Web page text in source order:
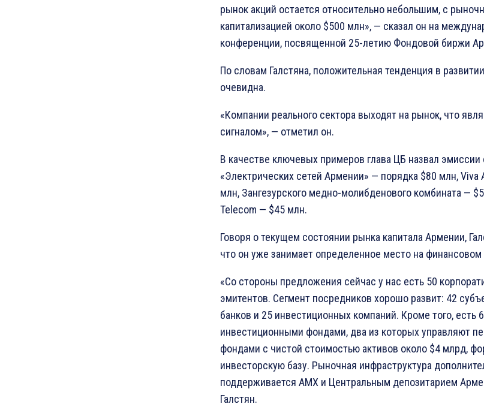
рынок акций остается относительно небольшим, с
капитализацией около $500 млн», — сказал он на
конференции, посвященной 25-летию Фондовой биржи
По словам Галстяна, положительная тенденция в
очевидна.
«Компании реального сектора выходят на рынок, что
сигналом», — отметил он.
В качестве ключевых примеров глава ЦБ назвал эмиссии
«Электрических сетей Армении» — порядка $80 млн, Viva
млн, Зангезурского медно-молибденового комбината —
Telecom — $45 млн.
Говоря о текущем состоянии рынка капитала Армении,
что он уже занимает определенное место на
«Со стороны предложения сейчас у нас есть 50
эмитентов. Сегмент посредников хорошо развит: 42
банков и 25 инвестиционных компаний. Кроме того, есть
инвестиционными фондами, два из которых управляют
фондами с чистой стоимостью активов около $4 млрд,
инвесторскую базу. Рыночная инфраструктура
поддерживается AMX и Центральным депозитарием
Галстян.